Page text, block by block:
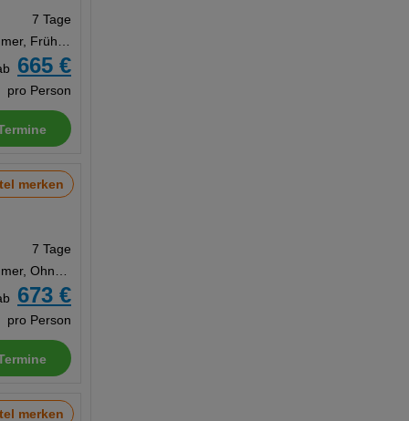
7 Tage
Doppelzimmer, Frühstück
665 €
pro Person
merken
7 Tage
Doppelzimmer, Ohne Verpflegung
673 €
pro Person
merken